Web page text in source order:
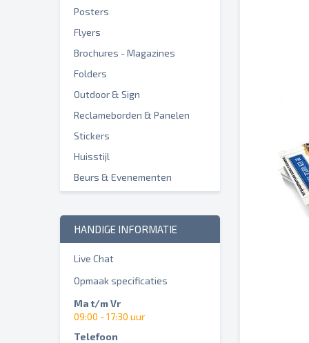
Posters
Flyers
Brochures - Magazines
Folders
Outdoor & Sign
Reclameborden & Panelen
Stickers
Huisstijl
Beurs & Evenementen
HANDIGE INFORMATIE
Live Chat
Opmaak specificaties
Ma t/m Vr
09:00 - 17:30 uur
Telefoon